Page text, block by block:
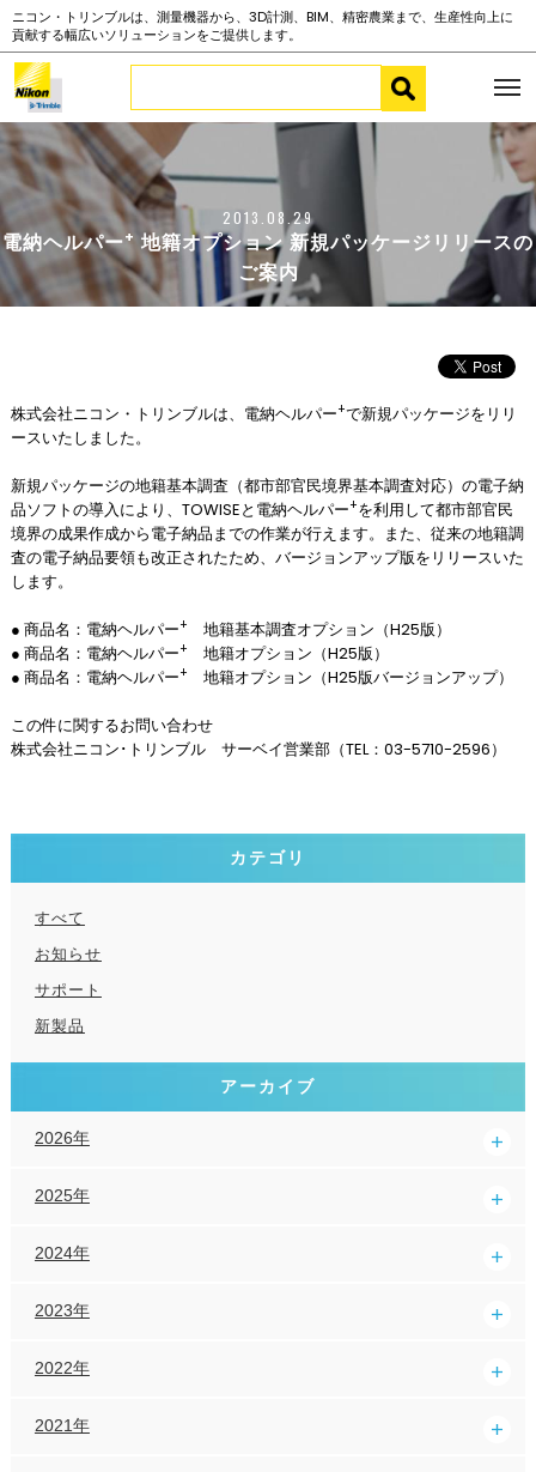
ニコン・トリンブルは、測量機器から、3D計測、BIM、精密農業まで、生産性向上に
貢献する幅広いソリューションをご提供します。
2013.08.29
電納ヘルパー+ 地籍オプション 新規パッケージリリースの
ご案内
株式会社ニコン・トリンブルは、電納ヘルパー+で新規パッケージをリリ
ースいたしました。
新規パッケージの地籍基本調査（都市部官民境界基本調査対応）の電子納
品ソフトの導入により、TOWISEと電納ヘルパー+を利用して都市部官民
境界の成果作成から電子納品までの作業が行えます。また、従来の地籍調
査の電子納品要領も改正されたため、バージョンアップ版をリリースいた
します。
● 商品名：電納ヘルパー+
地籍基本調査オプション（H25版）
● 商品名：電納ヘルパー+
地籍オプション（H25版）
● 商品名：電納ヘルパー+ 地籍オプション（H25版バージョンアップ）
この件に関するお問い合わせ
株式会社ニコン･トリンブル サーベイ営業部（TEL：03-5710-2596）
カテゴリ
すべて
お知らせ
サポート
新製品
アーカイブ
2026年
2025年
2024年
2023年
2022年
2021年